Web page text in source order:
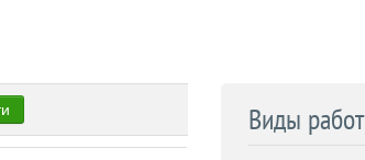
Виды работ